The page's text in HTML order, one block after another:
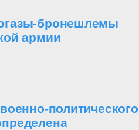
бронешлемы
армии
политического